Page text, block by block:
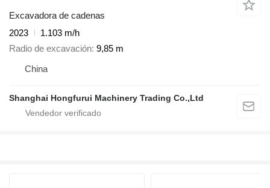
Excavadora de cadenas
2023
1.103 m/h
Radio de excavación 9,85 m
China
Shanghai Hongfurui Machinery Trading Co.,Ltd